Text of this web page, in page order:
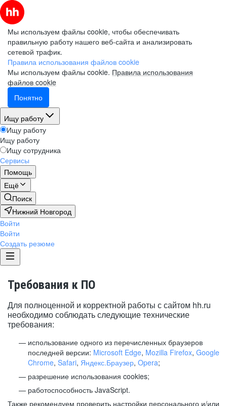
Мы используем файлы cookie, чтобы обеспечивать
правильную работу нашего веб-сайта и анализировать
сетевой трафик.
Правила использования файлов cookie
Мы используем файлы cookie. Правила использования
файлов cookie
Понятно
Ищу работу
Ищу работу
Ищу работу
Ищу сотрудника
Сервисы
Помощь
Ещё
Поиск
Нижний Новгород
Войти
Войти
Создать резюме
Требования к ПО
Для полноценной и корректной работы с сайтом hh.ru
необходимо соблюдать следующие технические
требования:
использование одного из перечисленных браузеров
последней версии: Microsoft Edge, Mozilla Firefox, Google
Chrome, Safari, Яндекс.Браузер, Opera;
разрешение использования cookies;
работоспособность JavaScript.
Также рекомендуем проверить настройки персонального и/или